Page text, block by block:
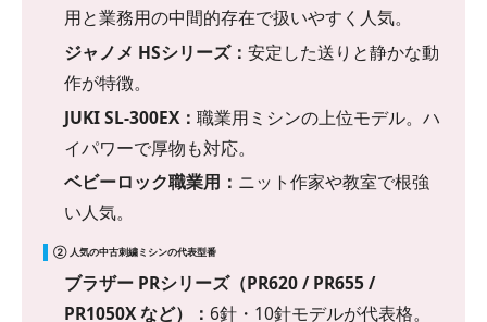
用と業務用の中間的存在で扱いやすく人気。
ジャノメ HSシリーズ： 安定した送りと静かな動
作が特徴。
JUKI SL-300EX： 職業用ミシンの上位モデル。ハ
イパワーで厚物も対応。
ベビーロック職業用： ニット作家や教室で根強
い人気。
② 人気の中古刺繍ミシンの代表型番
ブラザー PRシリーズ（PR620 / PR655 /
PR1050X など）： 6針・10針モデルが代表格。